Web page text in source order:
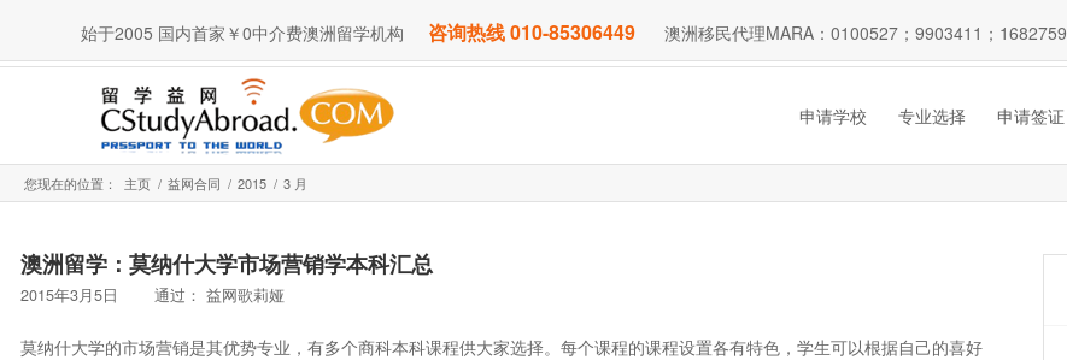
始于2005 国内首家￥0中介费澳洲留学机构 咨询热线 010-85306449 澳洲移民代理MARA：0100527；9903411；1682759
申请学校 专业选择 申请签证
您现在的位置： 主页 / 益网合同 / 2015 / 3 月
澳洲留学：莫纳什大学市场营销学本科汇总
2015年3月5日 通过： 益网歌莉娅
莫纳什大学的市场营销是其优势专业，有多个商科本科课程供大家选择。每个课程的课程设置各有特色，学生可以根据自己的喜好